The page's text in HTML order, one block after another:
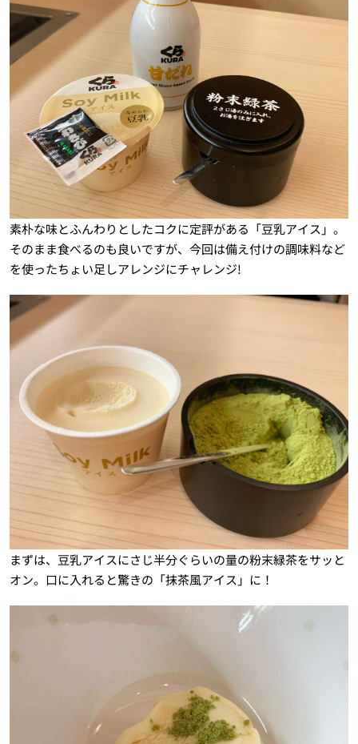
素朴な味とふんわりとしたコクに定評がある「豆乳アイス」。
そのまま食べるのも良いですが、今回は備え付けの調味料など
を使ったちょい足しアレンジにチャレンジ!
まずは、豆乳アイスにさじ半分ぐらいの量の粉末緑茶をサッと
オン。口に入れると驚きの「抹茶風アイス」に！